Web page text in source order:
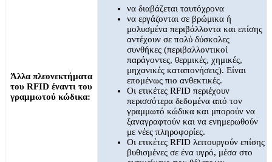
Άλλα πλεονεκτήματα
του RFID έναντι του
γραμμωτού κώδικα:
να διαβάζεται ταυτόχρονα
να εργάζονται σε βρώμικα ή
μολυσμένα περιβάλλοντα και επίσης
αντέχουν σε πολύ δύσκολες
συνθήκες (περιβαλλοντικοί
παράγοντες, θερμικές, χημικές,
μηχανικές καταπονήσεις). Είναι
επομένως πιο ανθεκτικές.
Οι ετικέτες RFID περιέχουν
περισσότερα δεδομένα από τον
γραμμωτό κώδικα και μπορούν να
ξαναγραφτούν και να ενημερωθούν
με νέες πληροφορίες.
Οι ετικέτες RFID λειτουργούν επίσης
βυθισμένες σε ένα υγρό, μέσα στο